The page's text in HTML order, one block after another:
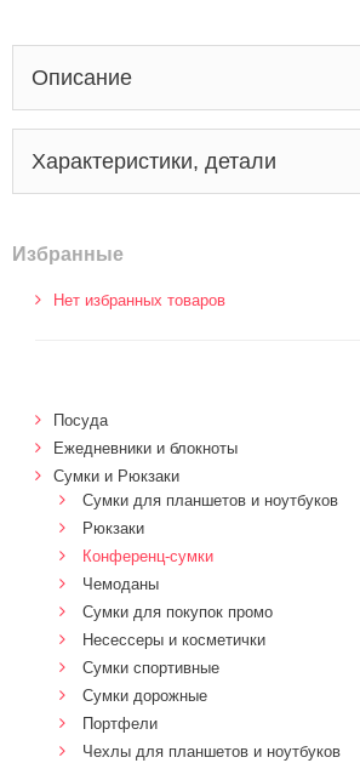
Описание
Характеристики, детали
Избранные
Нет избранных товаров
Посуда
Ежедневники и блокноты
Сумки и Рюкзаки
Сумки для планшетов и ноутбуков
Рюкзаки
Конференц-сумки
Чемоданы
Сумки для покупок промо
Несессеры и косметички
Сумки спортивные
Сумки дорожные
Портфели
Чехлы для планшетов и ноутбуков